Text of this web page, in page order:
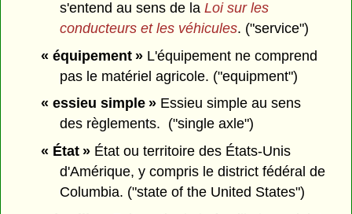
s'entend au sens de laLoi sur les
conducteurs et les véhicules. ("service")
« équipement »L'équipement ne comprend
pas le matériel agricole. ("equipment")
« essieu simple »Essieu simple au sens
des règlements. ("single axle")
« État »État ou territoire des États-Unis
d'Amérique, y compris le district fédéral de
Columbia. ("state of the United States")